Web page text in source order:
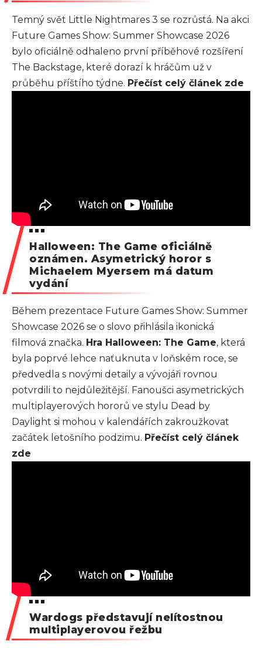
Temný svět Little Nightmares 3 se rozrůstá. Na akci
Future Games Show: Summer Showcase 2026
bylo oficiálně odhaleno první příběhové rozšíření
The Backstage, které dorazí k hráčům už v
průběhu příštího týdne. Přečíst celý článek zde
Halloween: The Game oficiálně
oznámen. Asymetrický horor s
Michaelem Myersem má datum
vydání
Během prezentace Future Games Show: Summer
Showcase 2026 se o slovo přihlásila ikonická
filmová značka. Hra Halloween: The Game, která
byla poprvé lehce naťuknuta v loňském roce, se
předvedla s novými detaily a vývojáři rovnou
potvrdili to nejdůležitější. Fanoušci asymetrických
multiplayerových hororů ve stylu Dead by
Daylight si mohou v kalendářích zakroužkovat
začátek letošního podzimu. Přečíst celý článek
zde
Wardogs představují nelítostnou
multiplayerovou řežbu